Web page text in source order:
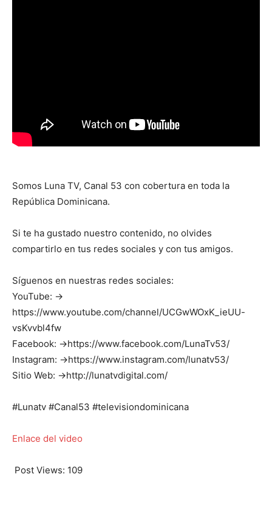
Somos Luna TV, Canal 53 con cobertura en toda la
República Dominicana.
Si te ha gustado nuestro contenido, no olvides
compartirlo en tus redes sociales y con tus amigos.
Síguenos en nuestras redes sociales:
YouTube: →
https://www.youtube.com/channel/UCGwWOxK_ieUU-
vsKvvbl4fw
Facebook: →https://www.facebook.com/LunaTv53/
Instagram: →https://www.instagram.com/lunatv53/
Sitio Web: →http://lunatvdigital.com/
#Lunatv #Canal53 #televisiondominicana
Enlace del video
Post Views: 109